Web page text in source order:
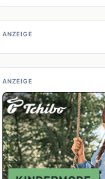
ANZEIGE
ANZEIGE